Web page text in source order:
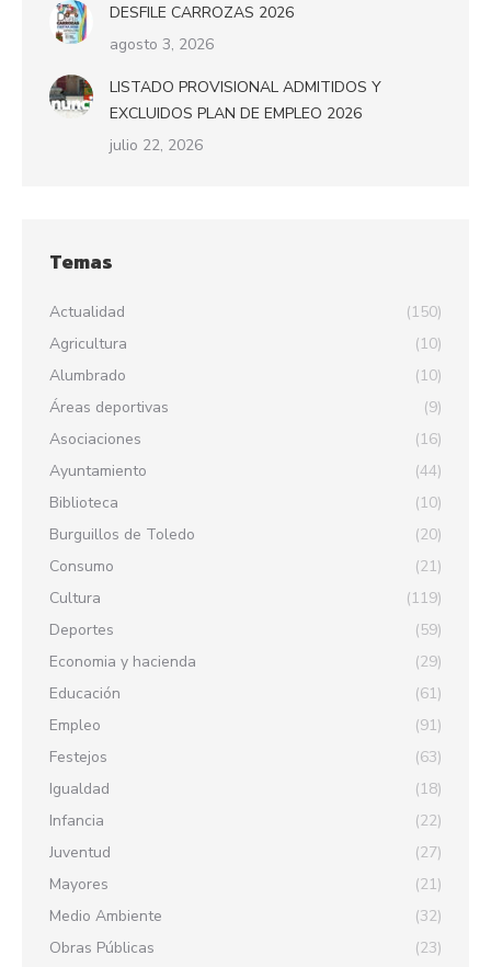
DESFILE CARROZAS 2026
agosto 3, 2026
LISTADO PROVISIONAL ADMITIDOS Y
EXCLUIDOS PLAN DE EMPLEO 2026
julio 22, 2026
Temas
Actualidad
(150)
Agricultura
(10)
Alumbrado
(10)
Áreas deportivas
(9)
Asociaciones
(16)
Ayuntamiento
(44)
Biblioteca
(10)
Burguillos de Toledo
(20)
Consumo
(21)
Cultura
(119)
Deportes
(59)
Economia y hacienda
(29)
Educación
(61)
Empleo
(91)
Festejos
(63)
Igualdad
(18)
Infancia
(22)
Juventud
(27)
Mayores
(21)
Medio Ambiente
(32)
Obras Públicas
(23)